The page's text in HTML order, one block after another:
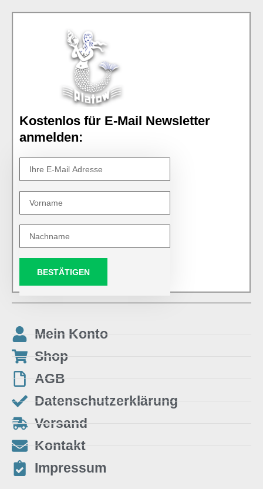
Kostenlos für E-Mail Newsletter
anmelden:
BESTÄTIGEN
Mein Konto
Shop
AGB
Datenschutzerklärung
Versand
Kontakt
Impressum